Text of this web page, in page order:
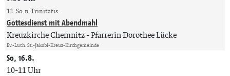
11. So. n. Trinitatis
Gottesdienst mit Abendmahl
Kreuzkirche Chemnitz Pfarrerin Dorothee Lücke
Ev.-Luth. St.-Jakobi-Kreuz-Kirchgemeinde
So, 16.8.
10-11 Uhr